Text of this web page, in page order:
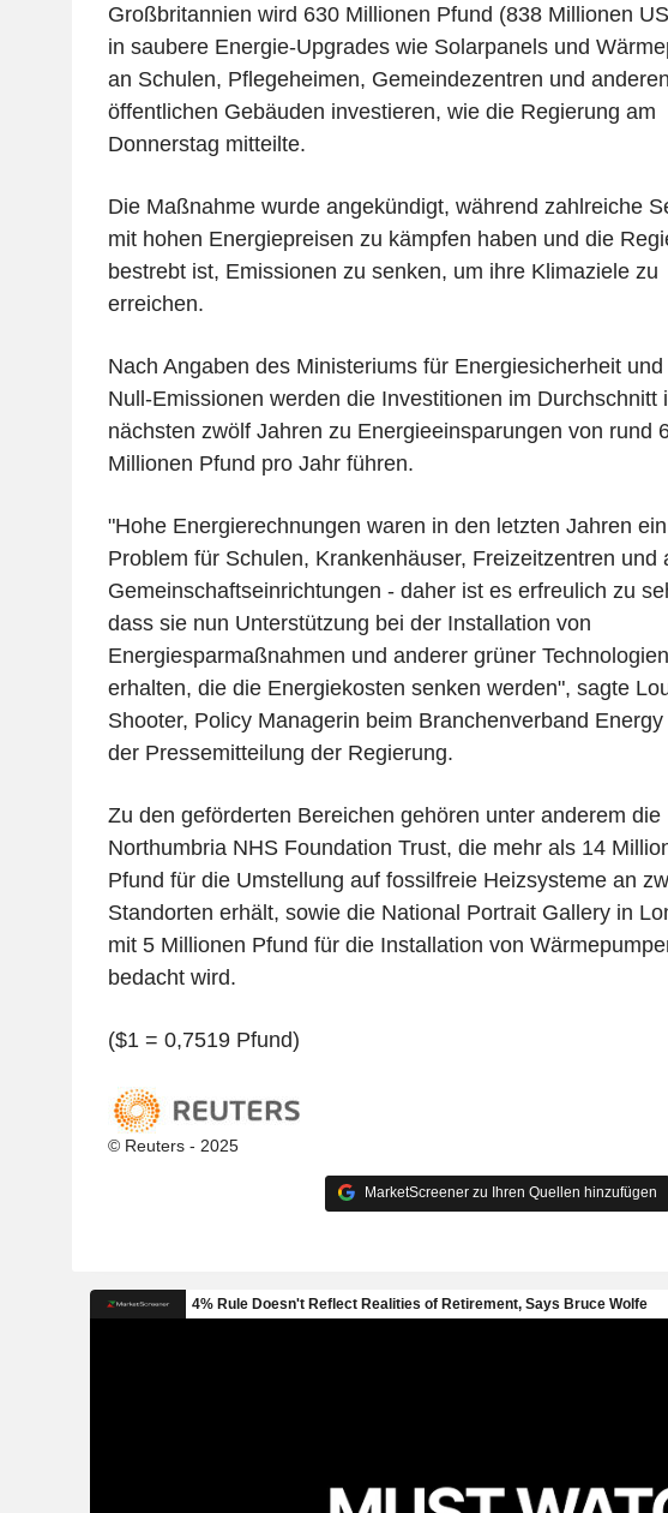
Großbritannien wird 630 Millionen Pfund (838 Millionen
in saubere Energie-Upgrades wie Solarpanels und
an Schulen, Pflegeheimen, Gemeindezentren und anderen
öffentlichen Gebäuden investieren, wie die Regierung am
Donnerstag mitteilte.
Die Maßnahme wurde angekündigt, während zahlreiche
mit hohen Energiepreisen zu kämpfen haben und die
bestrebt ist, Emissionen zu senken, um ihre Klimaziele zu
erreichen.
Nach Angaben des Ministeriums für Energiesicherheit
Null-Emissionen werden die Investitionen im Durchschnitt
nächsten zwölf Jahren zu Energieeinsparungen von rund
Millionen Pfund pro Jahr führen.
"Hohe Energierechnungen waren in den letzten Jahren
Problem für Schulen, Krankenhäuser, Freizeitzentren und
Gemeinschaftseinrichtungen - daher ist es erfreulich zu
dass sie nun Unterstützung bei der Installation von
Energiesparmaßnahmen und anderer grüner Technologien
erhalten, die die Energiekosten senken werden", sagte
Shooter, Policy Managerin beim Branchenverband Energy
der Pressemitteilung der Regierung.
Zu den geförderten Bereichen gehören unter anderem die
Northumbria NHS Foundation Trust, die mehr als 14
Pfund für die Umstellung auf fossilfreie Heizsysteme an
Standorten erhält, sowie die National Portrait Gallery in
mit 5 Millionen Pfund für die Installation von
bedacht wird.
($1 = 0,7519 Pfund)
© Reuters - 2025
MarketScreener zu Ihren Quellen hinzufügen